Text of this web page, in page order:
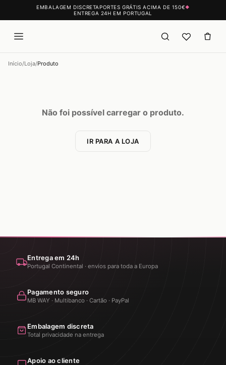
EMBALAGEM DISCRETAPORTES GRÁTIS ACIMA DE 150€◆
ENTREGA 24H EM PORTUGAL
Início/Loja/Produto
Não foi possível carregar o produto.
IR PARA A LOJA
Entrega em 24h
Portugal Continental · envios para toda a Europa
Pagamento seguro
MB WAY · Multibanco · Cartão · PayPal
Embalagem discreta
Total privacidade na entrega
Apoio ao cliente